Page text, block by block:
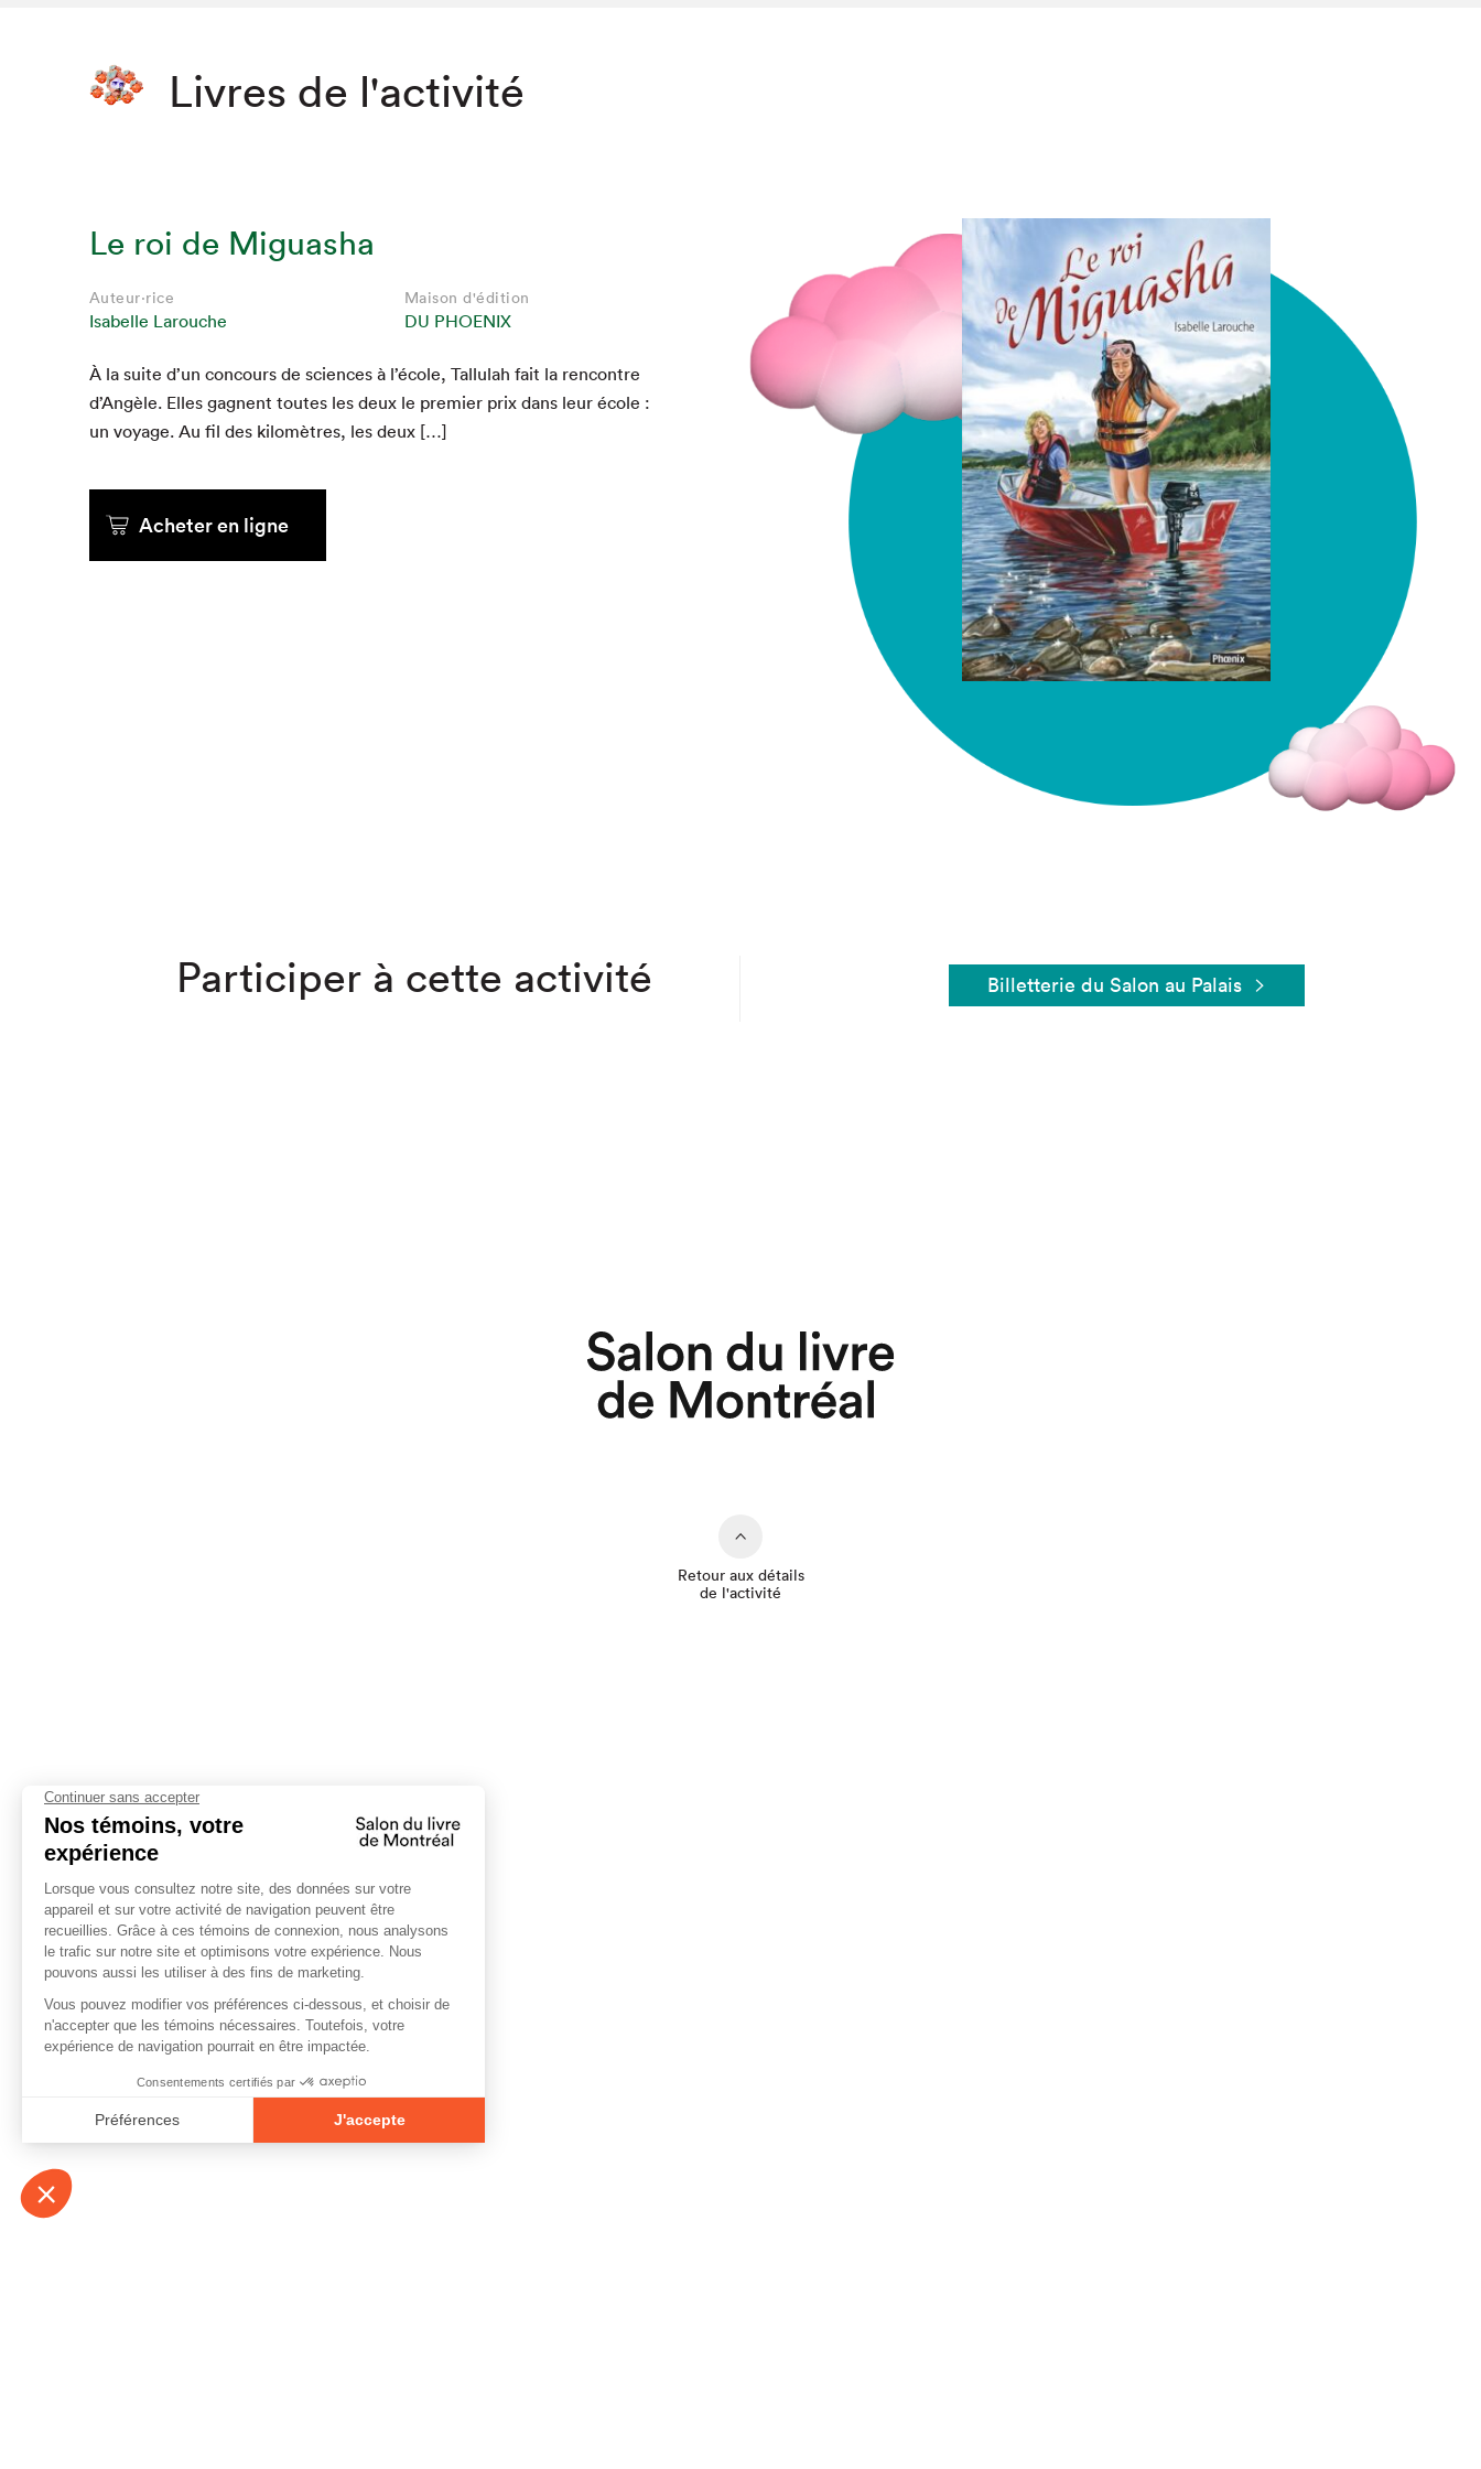
Que cherchez-vous?
Livres de l'activité
Le roi de Miguasha
Auteur·rice
Isabelle Larouche
Maison d'édition
DU PHOENIX
À la suite d’un con­cours de sci­ences à l’école, Tal­lu­lah fait la ren­con­tre
d’Angèle. Elles gag­nent toutes les deux le pre­mier prix dans leur école :
un voy­age. Au fil des kilo­mètres, les deux […]
Acheter en ligne
Participer à cette activité Billetterie du Salon au Palais
Retour aux détails
de l'activité